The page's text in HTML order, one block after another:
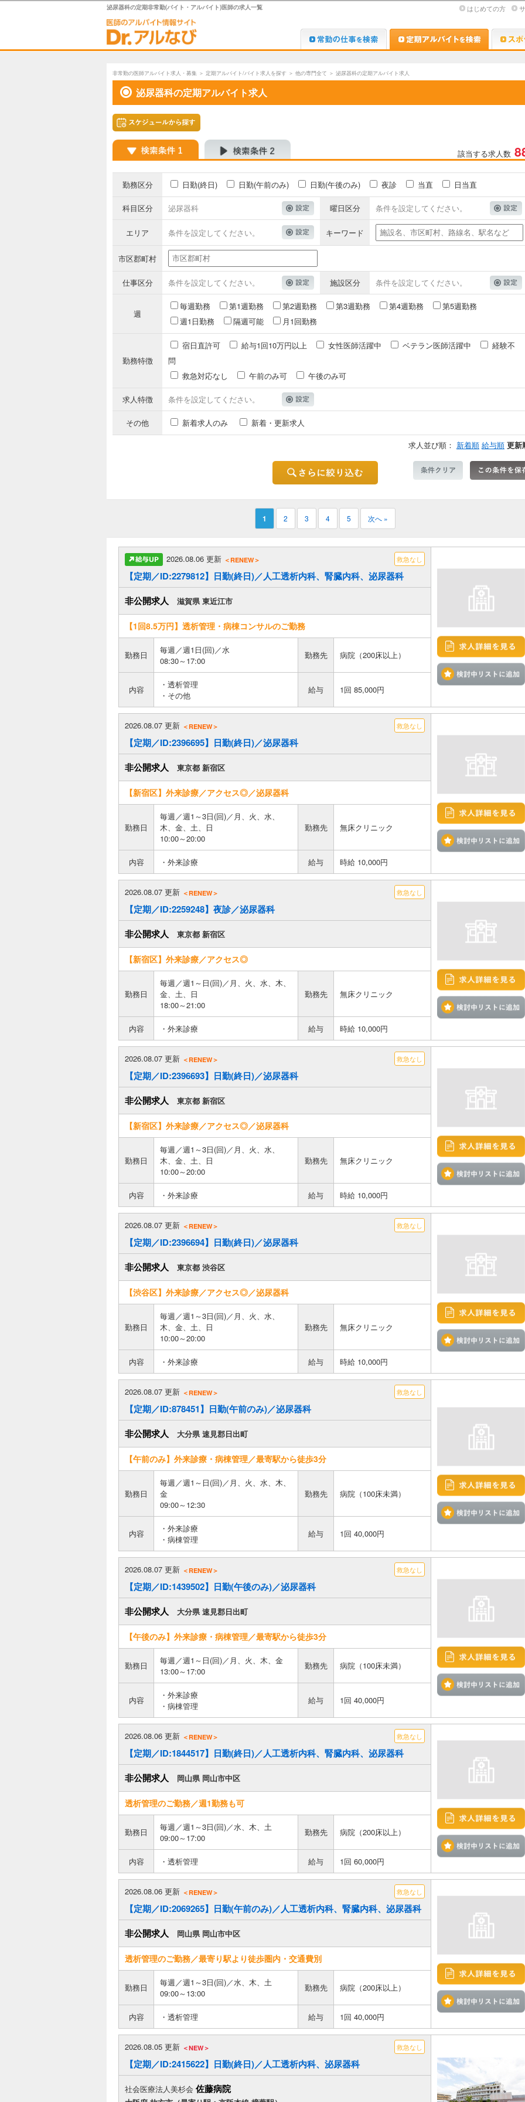
泌尿器科の定期非常勤(バイト・アルバイト)医師の求人一覧 はじめての方
Dr.転職なび Dr.アルな
非常勤の医師アルバイト求人・募集 ＞ 定期アルバイト/バイト求人を探す ＞ 他の専門全て ＞ 泌尿器科の定期アルバイト求人
泌尿器科の定期アルバイト求人
該当する求人数
勤務区分 日勤(終日) 日勤(午前のみ) 日勤(午後のみ) 夜診 当直 日当直
科目区分 泌尿器科 曜日区分 条件を設定してください。
エリア 条件を設定してください。 キーワード
市区郡町村
仕事区分 条件を設定してください。 施設区分 条件を設定してください。
週
毎週勤務 第1週勤務 第2週勤務 第3週勤務 第4週勤務
第5週勤務
週1日勤務
隔週可能 月1回勤務
勤務特徴
宿日直許可 給与1回10万円以上 女性医師活躍中 ベテラン医師活躍中
経験不
問
救急対応なし
午前のみ可 午後のみ可
求人特徴 条件を設定してください。
その他 新着求人のみ
新着・更新求人
求人並び順： 新着順 給与順 更新
1 2 3 4 5 次へ »
2026.08.06 更新 ＜RENEW＞ 救急なし
【定期／ID:2279812】日勤(終日)／人工透析内科、腎臓内科、泌尿器科
非公開求人 滋賀県 東近江市
【1回8.5万円】透析管理・病棟コンサルのご勤務
勤務日
毎週／週1日(回)／水
08:30～17:00
勤務先 病院（200床以上）
内容
・透析管理
・その他
給与 1回 85,000円
2026.08.07 更新 ＜RENEW＞ 救急なし
【定期／ID:2396695】日勤(終日)／泌尿器科
非公開求人 東京都 新宿区
【新宿区】外来診療／アクセス◎／泌尿器科
勤務日
毎週／週1～3日(回)／月、火、水、
木、金、土、日
10:00～20:00
勤務先 無床クリニック
内容 ・外来診療 給与 時給 10,000円
2026.08.07 更新 ＜RENEW＞ 救急なし
【定期／ID:2259248】夜診／泌尿器科
非公開求人 東京都 新宿区
【新宿区】外来診療／アクセス◎
勤務日
毎週／週1～日(回)／月、火、水、木、
金、土、日
18:00～21:00
勤務先 無床クリニック
内容 ・外来診療 給与 時給 10,000円
2026.08.07 更新 ＜RENEW＞ 救急なし
【定期／ID:2396693】日勤(終日)／泌尿器科
非公開求人 東京都 新宿区
【新宿区】外来診療／アクセス◎／泌尿器科
勤務日
毎週／週1～3日(回)／月、火、水、
木、金、土、日
10:00～20:00
勤務先 無床クリニック
内容 ・外来診療 給与 時給 10,000円
2026.08.07 更新 ＜RENEW＞ 救急なし
【定期／ID:2396694】日勤(終日)／泌尿器科
非公開求人 東京都 渋谷区
【渋谷区】外来診療／アクセス◎／泌尿器科
勤務日
毎週／週1～3日(回)／月、火、水、
木、金、土、日
10:00～20:00
勤務先 無床クリニック
内容 ・外来診療 給与 時給 10,000円
2026.08.07 更新 ＜RENEW＞ 救急なし
【定期／ID:878451】日勤(午前のみ)／泌尿器科
非公開求人 大分県 速見郡日出町
【午前のみ】外来診療・病棟管理／最寄駅から徒歩3分
勤務日
毎週／週1～日(回)／月、火、水、木、
金
09:00～12:30
勤務先 病院（100床未満）
内容
・外来診療
・病棟管理
給与 1回 40,000円
2026.08.07 更新 ＜RENEW＞ 救急なし
【定期／ID:1439502】日勤(午後のみ)／泌尿器科
非公開求人 大分県 速見郡日出町
【午後のみ】外来診療・病棟管理／最寄駅から徒歩3分
勤務日
毎週／週1～日(回)／月、火、木、金
13:00～17:00
勤務先 病院（100床未満）
内容
・外来診療
・病棟管理
給与 1回 40,000円
2026.08.06 更新 ＜RENEW＞ 救急なし
【定期／ID:1844517】日勤(終日)／人工透析内科、腎臓内科、泌尿器科
非公開求人 岡山県 岡山市中区
透析管理のご勤務／週1勤務も可
勤務日
毎週／週1～3日(回)／水、木、土
09:00～17:00
勤務先 病院（200床以上）
内容 ・透析管理 給与 1回 60,000円
2026.08.06 更新 ＜RENEW＞ 救急なし
【定期／ID:2069265】日勤(午前のみ)／人工透析内科、腎臓内科、泌尿器科
非公開求人 岡山県 岡山市中区
透析管理のご勤務／最寄り駅より徒歩圏内・交通費別
勤務日
毎週／週1～3日(回)／水、木、土
09:00～13:00
勤務先 病院（200床以上）
内容 ・透析管理 給与 1回 40,000円
2026.08.05 更新 ＜NEW＞ 救急なし
【定期／ID:2415622】日勤(終日)／人工透析内科、泌尿器科
社会医療法人美杉会 佐藤病院